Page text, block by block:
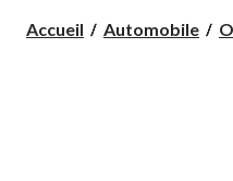
Accueil Automobile